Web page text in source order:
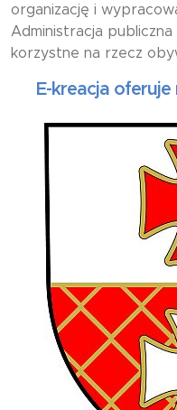
organizację i
Administracja
korzystne na rzecz
kreacja oferuje